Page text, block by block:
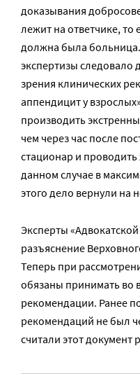
доказывания
лежит на ответчике, то
должна была больница.
экспертизы следовало
зрения клинических
аппендицит у
производить
чем через час после
стационар и
данном случае в
этого дело вернули на
Эксперты «Адвокатской
разъяснение
Теперь при
обязаны принимать во
рекомендации. Ранее
рекомендаций не был
считали этот